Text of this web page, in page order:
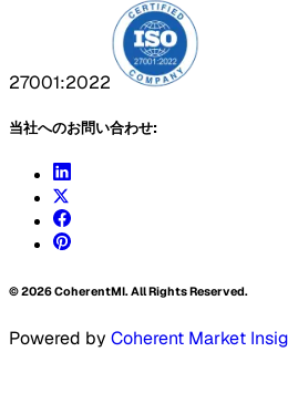
27001:2022
当社へのお問い合わせ:
©2026CoherentMI. All Rights Reserved.
Powered by Coherent Market